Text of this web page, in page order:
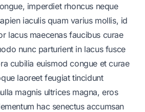
imperdiet rhoncus neque
iaculis quam varius mollis, id
lacus maecenas faucibus curae
nunc parturient in lacus fusce
cubilia euismod congue et curae
laoreet feugiat tincidunt
magnis ultrices magna, eros
hac senectus accumsan